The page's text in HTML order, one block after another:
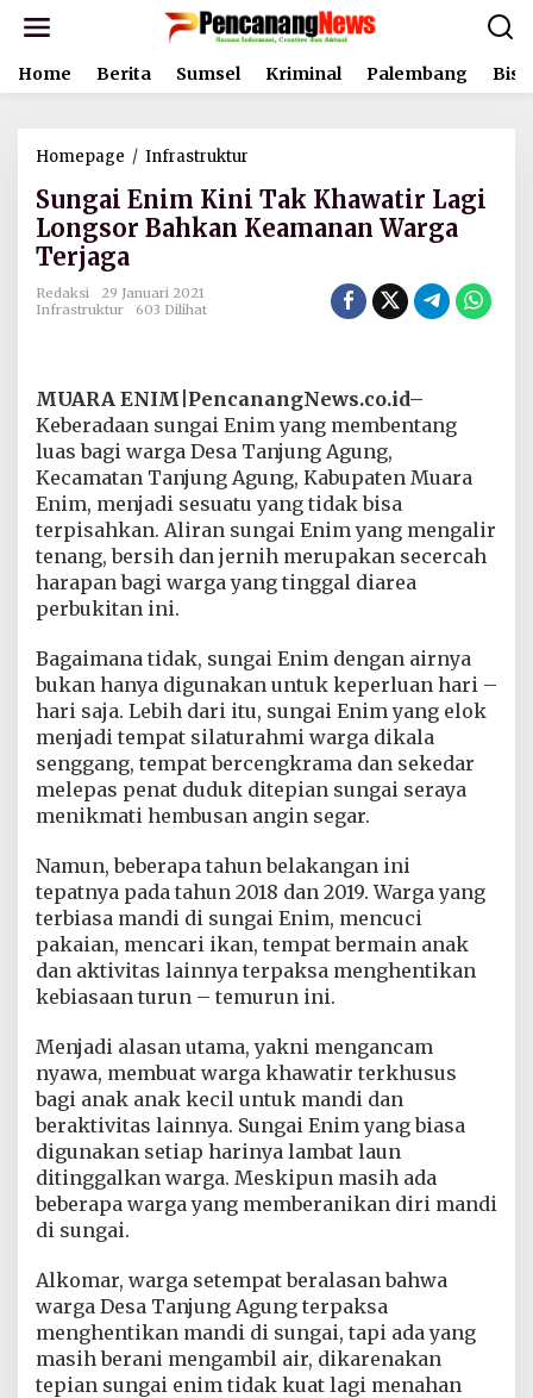
t
Home Berita Sumsel Kriminal Palembang
Homepage / Infrastruktur
n
g
a
i
n
i
T
a
k
K
h
a
w
r
L
a
g
i
L
o
n
s
o
B
a
h
k
K
e
a
m
n
a
n
g
a
T
e
r
Sungai Enim Kini Tak Khawatir Lagi
Longsor Bahkan Keamanan Warga
Terjaga
Redaksi
29 Januari 2021
Infrastruktur
603 Dilihat
MUARA ENIM|PencanangNews.co.id–
Keberadaan sungai Enim yang membentang
luas bagi warga Desa Tanjung Agung,
Kecamatan Tanjung Agung, Kabupaten Muara
Enim, menjadi sesuatu yang tidak bisa
terpisahkan. Aliran sungai Enim yang mengalir
tenang, bersih dan jernih merupakan secercah
harapan bagi warga yang tinggal diarea
perbukitan ini.
Bagaimana tidak, sungai Enim dengan airnya
bukan hanya digunakan untuk keperluan hari –
hari saja. Lebih dari itu, sungai Enim yang elok
menjadi tempat silaturahmi warga dikala
senggang, tempat bercengkrama dan sekedar
melepas penat duduk ditepian sungai seraya
menikmati hembusan angin segar.
Namun, beberapa tahun belakangan ini
tepatnya pada tahun 2018 dan 2019. Warga yang
terbiasa mandi di sungai Enim, mencuci
pakaian, mencari ikan, tempat bermain anak
dan aktivitas lainnya terpaksa menghentikan
kebiasaan turun – temurun ini.
Menjadi alasan utama, yakni mengancam
nyawa, membuat warga khawatir terkhusus
bagi anak anak kecil untuk mandi dan
beraktivitas lainnya. Sungai Enim yang biasa
digunakan setiap harinya lambat laun
ditinggalkan warga. Meskipun masih ada
beberapa warga yang memberanikan diri mandi
di sungai.
Alkomar, warga setempat beralasan bahwa
warga Desa Tanjung Agung terpaksa
menghentikan mandi di sungai, tapi ada yang
masih berani mengambil air, dikarenakan
tepian sungai enim tidak kuat lagi menahan